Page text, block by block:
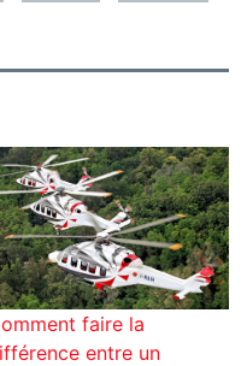
faire la
entre un